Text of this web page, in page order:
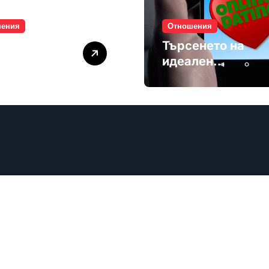
Отношения
Търсенето на
идеален
партньор е